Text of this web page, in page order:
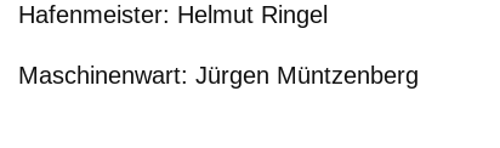
Hafenmeister: Helmut Ringel
Maschinenwart: Jürgen Müntzenberg